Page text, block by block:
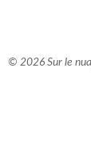
© 2026 Sur le